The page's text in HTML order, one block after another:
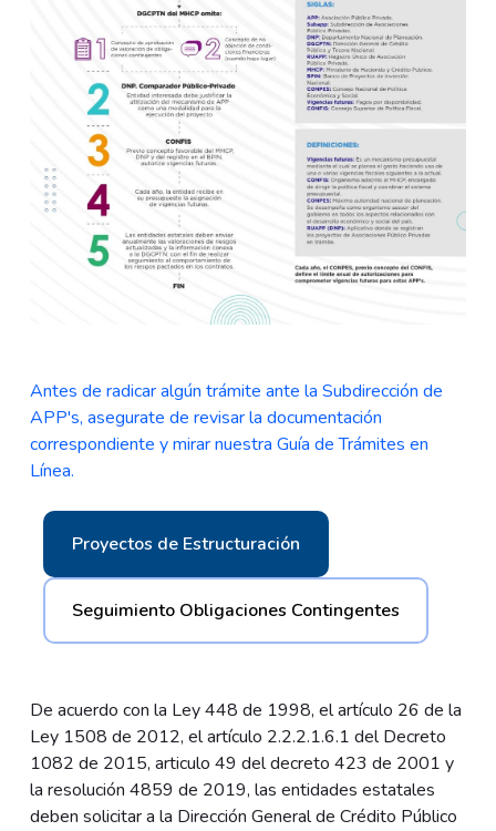
Antes de radicar algún trámite ante la Subdirección de
APP's, asegurate de revisar la documentación
correspondiente y mirar nuestra Guía de Trámites en
Línea.
Proyectos de Estructuración
Seguimiento Obligaciones Contingentes
De acuerdo con la Ley 448 de 1998, el artículo 26 de la
Ley 1508 de 2012, el artículo 2.2.2.1.6.1 del Decreto
1082 de 2015, articulo 49 del decreto 423 de 2001 y
la resolución 4859 de 2019, las entidades estatales
deben solicitar a la Dirección General de Crédito Público